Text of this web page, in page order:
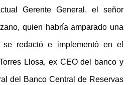
Gerente General, el señor
quien habría amparado una
se redactó e implementó en el
Llosa, ex CEO del banco y
del Banco Central de Reservas